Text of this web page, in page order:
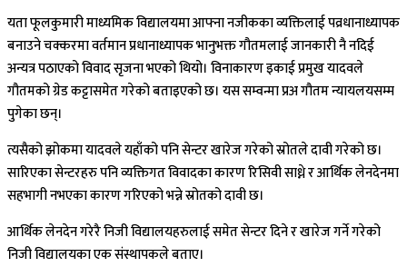
यता फूलकुमारी माध्यमिक विद्यालयमा आफ्ना नजीकका व्यक्तिलाई पव्रधानाध्यापक
बनाउने चक्करमा वर्तमान प्रधानाध्यापक भानुभक्त गौतमलाई जानकारी नै नदिई
अन्यत्र पठाएको विवाद सृजना भएको थियो। विनाकारण इकाई प्रमुख यादवले
गौतमको ग्रेड कट्टासमेत गरेको बताइएको छ। यस सम्वन्मा प्रअ गौतम न्यायलयसम्म
पुगेका छन्।
त्यसैको झोकमा यादवले यहाँको पनि सेन्टर खारेज गरेको स्रोतले दावी गरेको छ।
सारिएका सेन्टरहरु पनि व्यक्तिगत विवादका कारण रिसिवी साध्ने र आर्थिक लेनदेनमा
सहभागी नभएका कारण गरिएको भन्ने स्रोतको दावी छ।
आर्थिक लेनदेन गरेरै निजी विद्यालयहरुलाई समेत सेन्टर दिने र खारेज गर्ने गरेको
निजी विद्यालयका एक संस्थापकले बताए।